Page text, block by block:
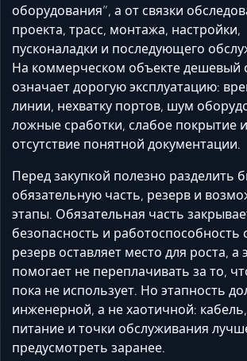
оборудования”, а от связки
проекта, трасс, монтажа, настройки,
пусконаладки и последующего
На коммерческом объекте дешевый
означает дорогую эксплуатацию:
линии, нехватку портов, шум
ложные сработки, слабое покрытие
отсутствие понятной документации.
Перед закупкой полезно разделить
обязательную часть, резерв и
этапы. Обязательная часть
безопасность и работоспособность
резерв оставляет место для роста, а
помогает не переплачивать за то,
пока не использует. Но этапность
инженерной, а не хаотичной:
питание и точки обслуживания
предусмотреть заранее.